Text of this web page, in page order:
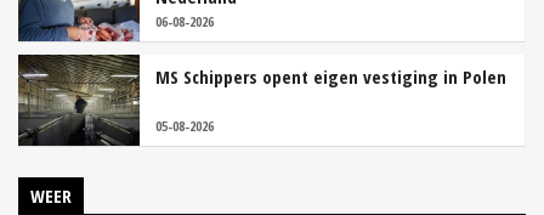
06-08-2026
MS Schippers opent eigen vestiging in Polen
05-08-2026
WEER